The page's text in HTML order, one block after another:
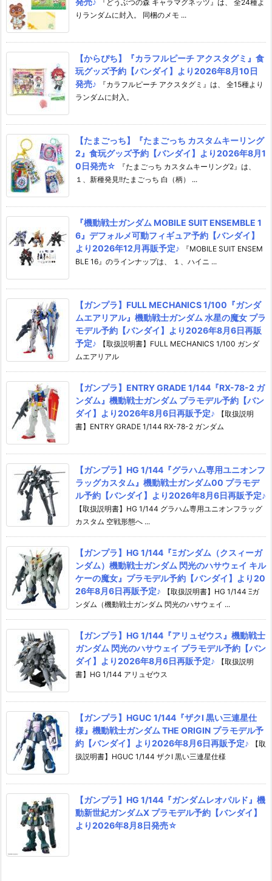
『どうぶつの森 キャラマグネッツ』は、 全24種よ
りランダムに封入。 同梱のメモ ...
【からぴち】『カラフルピーチ アクスタグミ』食
玩グッズ予約【バンダイ】より2026年8月10日
発売♪
『カラフルピーチ アクスタグミ』は、 全15種より
ランダムに封入。
【たまごっち】『たまごっち カスタムキーリング
2』食玩グッズ予約【バンダイ】より2026年8月1
0日発売☆
『たまごっち カスタムキーリング2』は、
１、新種発見!!たまごっち 白（柄） ...
『機動戦士ガンダム MOBILE SUIT ENSEMBLE 1
6』デフォルメ可動フィギュア予約【バンダイ】
より2026年12月再販予定♪
『MOBILE SUIT ENSEM
BLE 16』のラインナップは、 １、ハイニ ...
【ガンプラ】FULL MECHANICS 1/100『ガンダ
ムエアリアル』機動戦士ガンダム 水星の魔女 プラ
モデル予約【バンダイ】より2026年8月6日再販
予定♪
【取扱説明書】FULL MECHANICS 1/100 ガンダ
ムエアリアル
【ガンプラ】ENTRY GRADE 1/144『RX-78-2 ガ
ンダム』機動戦士ガンダム プラモデル予約【バン
ダイ】より2026年8月6日再販予定♪
【取扱説明
書】ENTRY GRADE 1/144 RX-78-2 ガンダム
【ガンプラ】HG 1/144『グラハム専用ユニオンフ
ラッグカスタム』機動戦士ガンダム00 プラモデ
ル予約【バンダイ】より2026年8月6日再販予定♪
【取扱説明書】HG 1/144 グラハム専用ユニオンフラッグ
カスタム 空戦形態へ ...
【ガンプラ】HG 1/144『Ξガンダム（クスィーガ
ンダム）機動戦士ガンダム 閃光のハサウェイ キル
ケーの魔女』プラモデル予約【バンダイ】より20
26年8月6日再販予定♪
【取扱説明書】HG 1/144 Ξガ
ンダム（機動戦士ガンダム 閃光のハサウェイ ...
【ガンプラ】HG 1/144『アリュゼウス』機動戦士
ガンダム 閃光のハサウェイ プラモデル予約【バン
ダイ】より2026年8月6日再販予定♪
【取扱説明
書】HG 1/144 アリュゼウス
【ガンプラ】HGUC 1/144『ザクI 黒い三連星仕
様』機動戦士ガンダム THE ORIGIN プラモデル予
約【バンダイ】より2026年8月6日再販予定♪
【取
扱説明書】HGUC 1/144 ザクI 黒い三連星仕様
【ガンプラ】HG 1/144『ガンダムレオパルド』機
動新世紀ガンダムX プラモデル予約【バンダイ】
より2026年8月8日発売☆